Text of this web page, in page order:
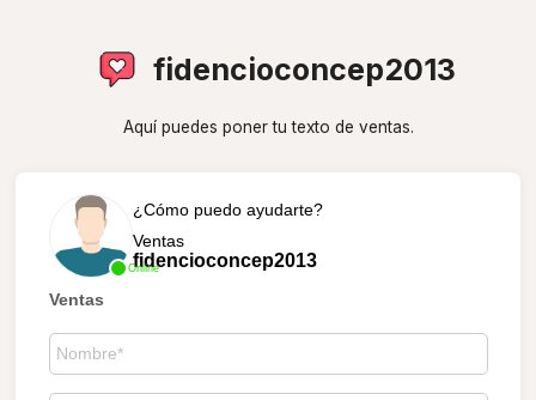
fidencioconcep2013
Aquí puedes poner tu texto de ventas.
Online
¿Cómo puedo ayudarte?
Ventas
fidencioconcep2013
Ventas